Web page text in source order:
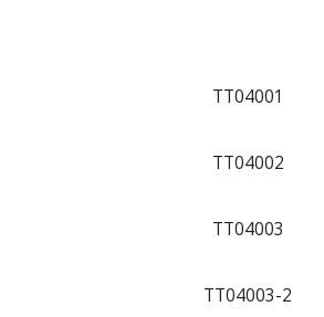
TT04001
TT04002
TT04003
TT04003-2